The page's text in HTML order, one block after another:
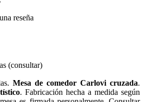
reseña
(consultar)
Mesa de comedor Carlovi cruzada.
. Fabricación hecha a medida según